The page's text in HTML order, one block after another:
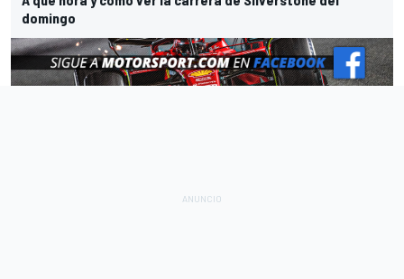
domingo